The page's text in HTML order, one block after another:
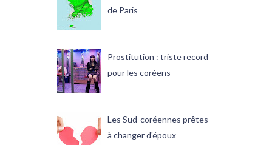
de Paris
Prostitution : triste record
pour les coréens
Les Sud-coréennes prêtes
à changer d'époux